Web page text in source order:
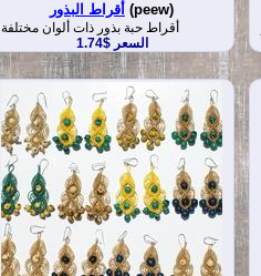
أقراط البذور (peew)
أقراط حبة بذور ذات ألوان مختلفة
السعر $1.74